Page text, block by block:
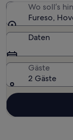
Wo soll’s
Fureso,
Daten
Gäste
2 Gäste